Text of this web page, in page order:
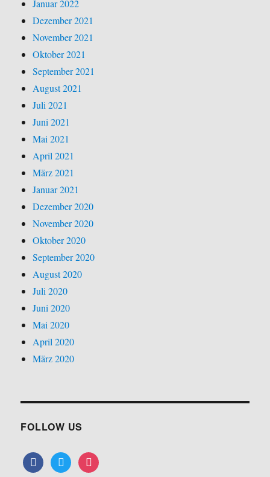
Januar 2022
Dezember 2021
November 2021
Oktober 2021
September 2021
August 2021
Juli 2021
Juni 2021
Mai 2021
April 2021
März 2021
Januar 2021
Dezember 2020
November 2020
Oktober 2020
September 2020
August 2020
Juli 2020
Juni 2020
Mai 2020
April 2020
März 2020
FOLLOW US
facebooktwitter instagram